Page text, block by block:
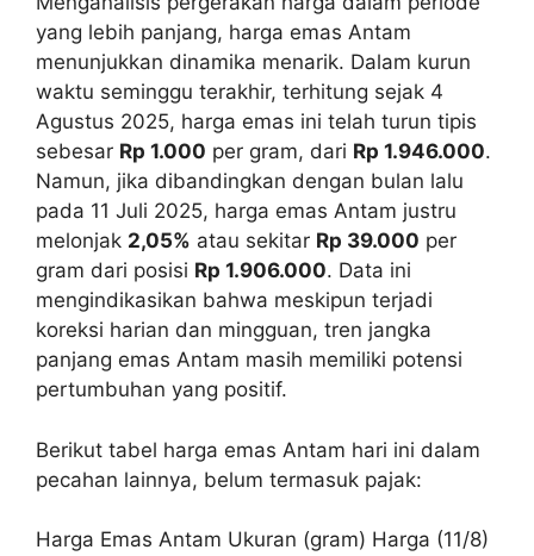
yang lebih panjang, harga emas Antam
menunjukkan dinamika menarik. Dalam kurun
waktu seminggu terakhir, terhitung sejak 4
Agustus 2025, harga emas ini telah turun tipis
sebesar Rp 1.000 per gram, dari Rp 1.946.000.
Namun, jika dibandingkan dengan bulan lalu
pada 11 Juli 2025, harga emas Antam justru
melonjak 2,05% atau sekitar Rp 39.000 per
gram dari posisi Rp 1.906.000. Data ini
mengindikasikan bahwa meskipun terjadi
koreksi harian dan mingguan, tren jangka
panjang emas Antam masih memiliki potensi
pertumbuhan yang positif.
Berikut tabel harga emas Antam hari ini dalam
pecahan lainnya, belum termasuk pajak:
Harga Emas Antam Ukuran (gram) Harga (11/8)